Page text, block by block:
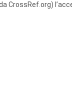
CrossRef.org)